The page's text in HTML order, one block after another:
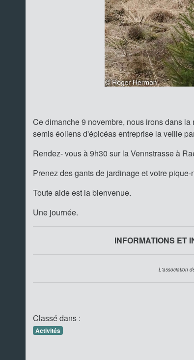
Ce dimanche 9 novembre, nous irons dans
semis éoliens d'épicéas entreprise la veille
Rendez- vous à 9h30 sur la Vennstrasse à
Prenez des gants de jardinage et votre pique-
Toute aide est la bienvenue.
Une journée.
INFORMATIONS ET
L'association
Classé dans :
Activités